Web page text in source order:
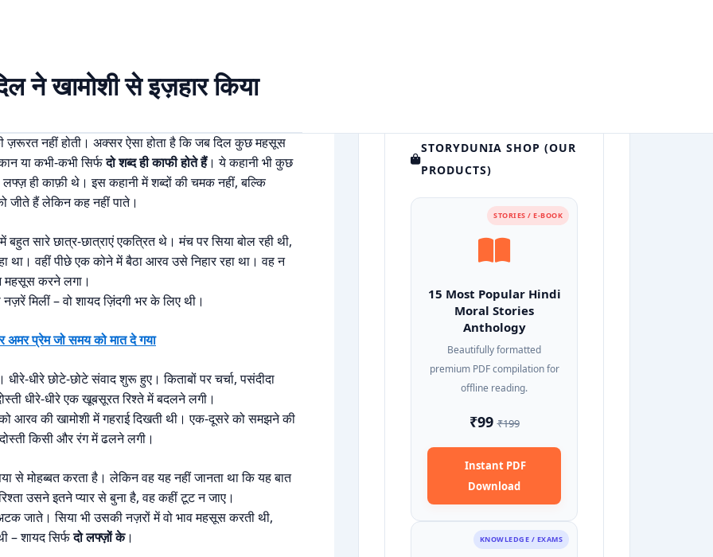
खामोशी से इज़हार किया
नहीं होती। अक्सर ऐसा होता है कि जब दिल कुछ महसूस
या कभी-कभी सिर्फदो शब्द ही काफी होते हैं। ये कहानी भी कुछ
लफ्ज़ ही काफ़ी थे। इस कहानी में शब्दों की चमक नहीं, बल्कि
जीते हैं लेकिन कह नहीं पाते।
सारे छात्र-छात्राएं एकत्रित थे। मंच पर सिया बोल रही थी,
था। वहीं पीछे एक कोने में बैठा आरव उसे निहार रहा था। वह न
करने लगा।
मिलीं – वो शायद ज़िंदगी भर के लिए थी।
प्रेम जो समय को मात दे गया
धीरे छोटे-छोटे संवाद शुरू हुए। किताबों पर चर्चा, पसंदीदा
धीरे-धीरे एक खूबसूरत रिश्ते में बदलने लगी।
आरव की खामोशी में गहराई दिखती थी। एक-दूसरे को समझने की
किसी और रंग में ढलने लगी।
करता है। लेकिन वह यह नहीं जानता था कि यह बात
उसने इतने प्यार से बुना है, वह कहीं टूट न जाए।
जाते। सिया भी उसकी नज़रों में वो भाव महसूस करती थी,
– शायद सिर्फदो लफ्ज़ों के।
STORYDUNIA SHOP (OUR
PRODUCTS)
STORIES / E-BOOK
15 Most Popular Hindi
Moral Stories
Anthology
Beautifully formatted
premium PDF compilation for
offline reading.
₹99₹199
Instant PDF
Download
KNOWLEDGE / EXAMS